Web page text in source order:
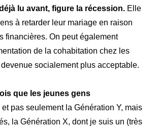
lu avant, figure la récession. Elle
à retarder leur mariage en raison
financières. On peut également
de la cohabitation chez les
socialement plus acceptable.
que les jeunes gens
et pas seulement la Génération Y, mais
la Génération X, dont je suis un (très